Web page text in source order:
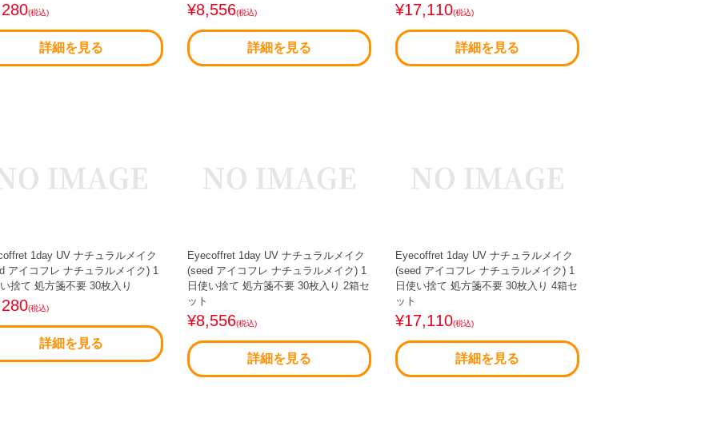
(税込)
詳細を見る
¥8,556(税込)
詳細を見る
¥17,110(税込)
詳細を見る
1day UV ナチュラルメイク
アイコフレ ナチュラルメイク) 1
捨て 処方箋不要 30枚入り
(税込)
詳細を見る
Eyecoffret 1day UV ナチュラルメイク
(seed アイコフレ ナチュラルメイク) 1
日使い捨て 処方箋不要 30枚入り 2箱セ
ット
¥8,556(税込)
詳細を見る
Eyecoffret 1day UV ナチュラルメイク
(seed アイコフレ ナチュラルメイク) 1
日使い捨て 処方箋不要 30枚入り 4箱セ
ット
¥17,110(税込)
詳細を見る